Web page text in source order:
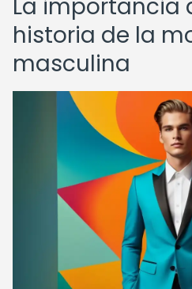
La importancia
historia de la
masculina